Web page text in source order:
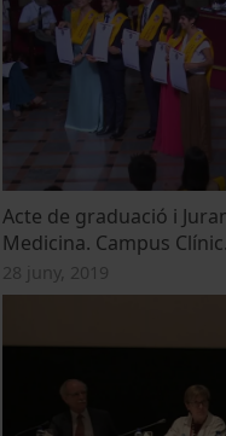
Acte de graduació i
Medicina. Campus
28 juny, 2019